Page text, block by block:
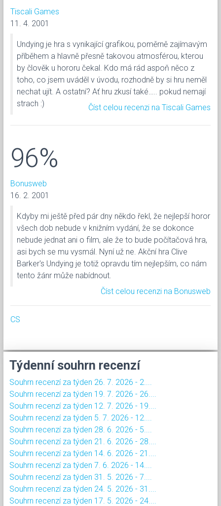
Tiscali Games
11. 4. 2001
Undying je hra s vynikající grafikou, poměrně zajímavým
příběhem a hlavně přesně takovou atmosférou, kterou
by člověk u hororu čekal. Kdo má rád aspoň něco z
toho, co jsem uváděl v úvodu, rozhodně by si hru neměl
nechat ujít. A ostatní? Ať hru zkusí také….. pokud nemají
strach :)
Číst celou recenzi na Tiscali Games
96%
Bonusweb
16. 2. 2001
Kdyby mi ještě před pár dny někdo řekl, že nejlepší horor
všech dob nebude v knižním vydání, že se dokonce
nebude jednat ani o film, ale že to bude počítačová hra,
asi bych se mu vysmál. Nyní už ne. Akční hra Clive
Barker's Undying je totiž opravdu tím nejlepším, co nám
tento žánr může nabídnout.
Číst celou recenzi na Bonusweb
CS
Týdenní souhrn recenzí
Souhrn recenzí za týden 26. 7. 2026 - 2....
Souhrn recenzí za týden 19. 7. 2026 - 26....
Souhrn recenzí za týden 12. 7. 2026 - 19....
Souhrn recenzí za týden 5. 7. 2026 - 12....
Souhrn recenzí za týden 28. 6. 2026 - 5....
Souhrn recenzí za týden 21. 6. 2026 - 28....
Souhrn recenzí za týden 14. 6. 2026 - 21....
Souhrn recenzí za týden 7. 6. 2026 - 14....
Souhrn recenzí za týden 31. 5. 2026 - 7....
Souhrn recenzí za týden 24. 5. 2026 - 31....
Souhrn recenzí za týden 17. 5. 2026 - 24....